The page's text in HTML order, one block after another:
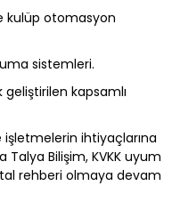
kulüp otomasyon
sistemleri.
geliştirilen kapsamlı
işletmelerin ihtiyaçlarına
Talya Bilişim, KVKK uyum
rehberi olmaya devam